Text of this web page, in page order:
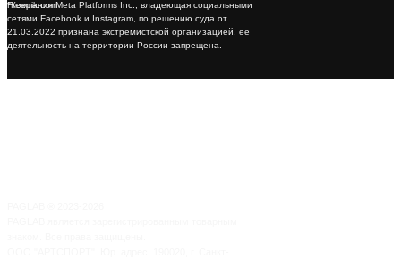
*Компания Meta Platforms Inc., владеющая социальными
сетями Facebook и Instagram, по решению суда от
21.03.2022 признана экстремистской организацией, ее
деятельность на территории России запрещена.
Freepik.com